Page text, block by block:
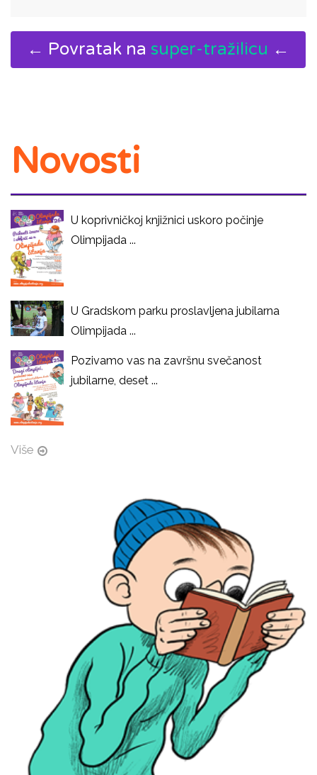
← Povratak na super-tražilicu ←
Novosti
U koprivničkoj knjižnici uskoro počinje
Olimpijada ...
U Gradskom parku proslavljena jubilarna
Olimpijada ...
Pozivamo vas na završnu svečanost
jubilarne, deset ...
Više